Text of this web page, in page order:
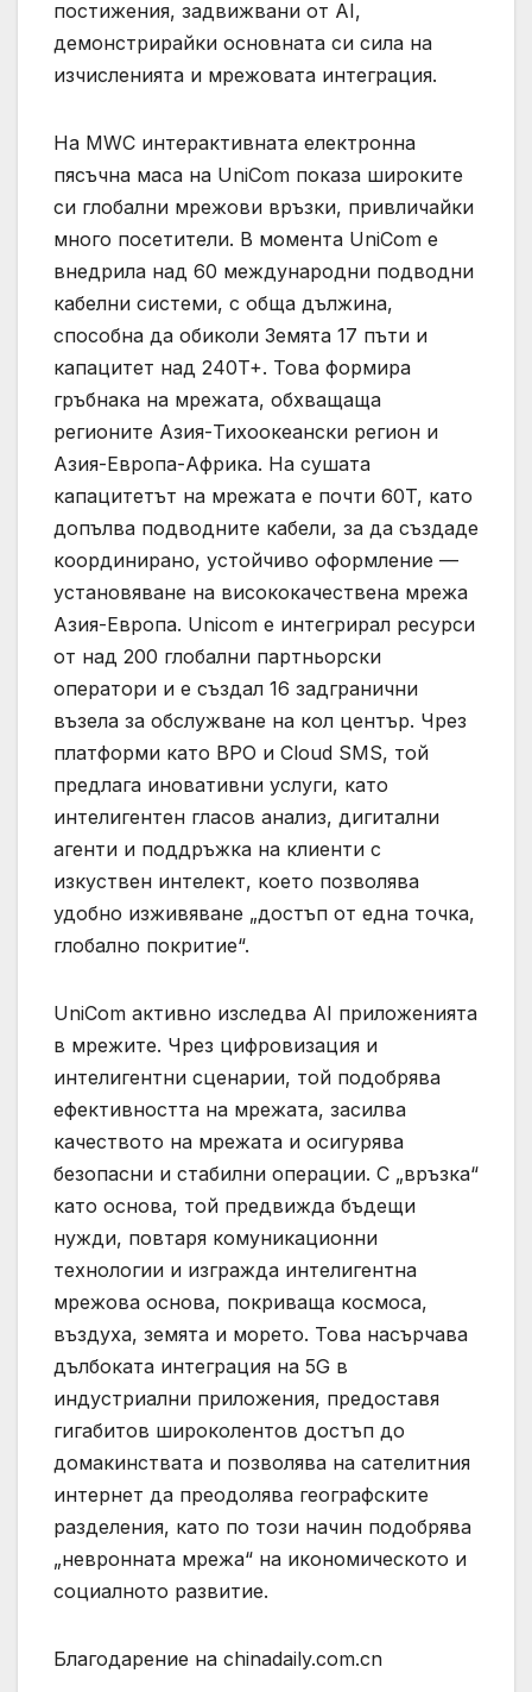
постижения, задвижвани от AI,
демонстрирайки основната си сила на
изчисленията и мрежовата интеграция.
На MWC интерактивната електронна
пясъчна маса на UniCom показа широките
си глобални мрежови връзки, привличайки
много посетители. В момента UniCom е
внедрила над 60 международни подводни
кабелни системи, с обща дължина,
способна да обиколи Земята 17 пъти и
капацитет над 240T+. Това формира
гръбнака на мрежата, обхващаща
регионите Азия-Тихоокеански регион и
Азия-Европа-Африка. На сушата
капацитетът на мрежата е почти 60T, като
допълва подводните кабели, за да създаде
координирано, устойчиво оформление —
установяване на висококачествена мрежа
Азия-Европа. Unicom е интегрирал ресурси
от над 200 глобални партньорски
оператори и е създал 16 задгранични
възела за обслужване на кол център. Чрез
платформи като BPO и Cloud SMS, той
предлага иновативни услуги, като
интелигентен гласов анализ, дигитални
агенти и поддръжка на клиенти с
изкуствен интелект, което позволява
удобно изживяване „достъп от една точка,
глобално покритие“.
UniCom активно изследва AI приложенията
в мрежите. Чрез цифровизация и
интелигентни сценарии, той подобрява
ефективността на мрежата, засилва
качеството на мрежата и осигурява
безопасни и стабилни операции. С „връзка“
като основа, той предвижда бъдещи
нужди, повтаря комуникационни
технологии и изгражда интелигентна
мрежова основа, покриваща космоса,
въздуха, земята и морето. Това насърчава
дълбоката интеграция на 5G в
индустриални приложения, предоставя
гигабитов широколентов достъп до
домакинствата и позволява на сателитния
интернет да преодолява географските
разделения, като по този начин подобрява
„невронната мрежа“ на икономическото и
социалното развитие.
Благодарение на chinadaily.com.cn